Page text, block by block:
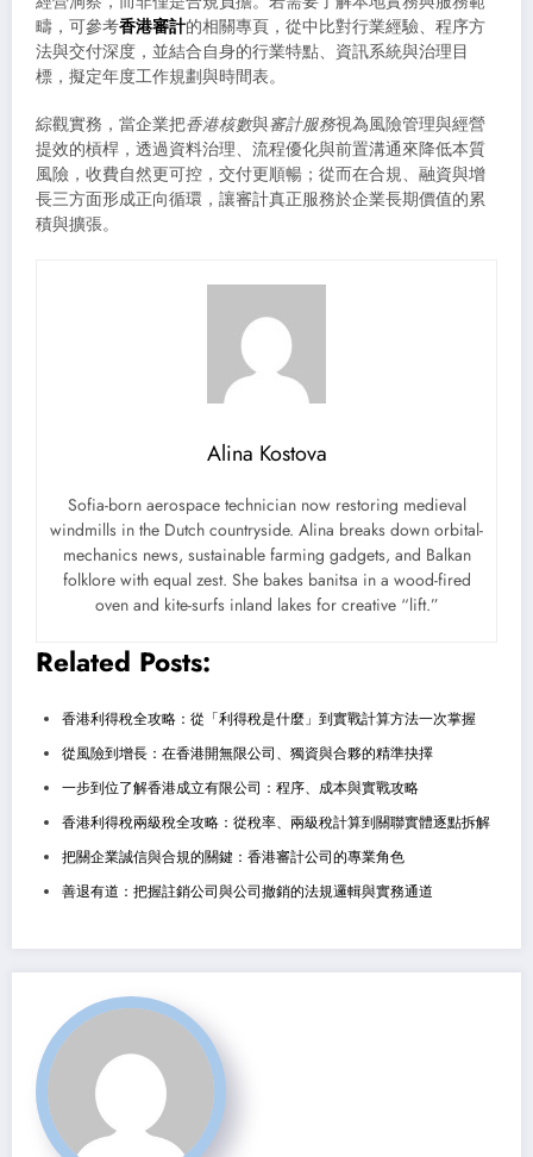
疇，可參考香港審計的相關專頁，從中比對行業經驗、程序方
法與交付深度，並結合自身的行業特點、資訊系統與治理目
標，擬定年度工作規劃與時間表。
綜觀實務，當企業把香港核數與審計服務視為風險管理與經營
提效的槓桿，透過資料治理、流程優化與前置溝通來降低本質
風險，收費自然更可控，交付更順暢；從而在合規、融資與增
長三方面形成正向循環，讓審計真正服務於企業長期價值的累
積與擴張。
Alina Kostova
Sofia-born aerospace technician now restoring medieval
windmills in the Dutch countryside. Alina breaks down orbital-
mechanics news, sustainable farming gadgets, and Balkan
folklore with equal zest. She bakes banitsa in a wood-fired
oven and kite-surfs inland lakes for creative “lift.”
Related Posts:
香港利得稅全攻略：從「利得稅是什麼」到實戰計算方法一次掌握
從風險到增長：在香港開無限公司、獨資與合夥的精準抉擇
一步到位了解香港成立有限公司：程序、成本與實戰攻略
香港利得稅兩級稅全攻略：從稅率、兩級稅計算到關聯實體逐點拆解
把關企業誠信與合規的關鍵：香港審計公司的專業角色
善退有道：把握註銷公司與公司撤銷的法規邏輯與實務通道